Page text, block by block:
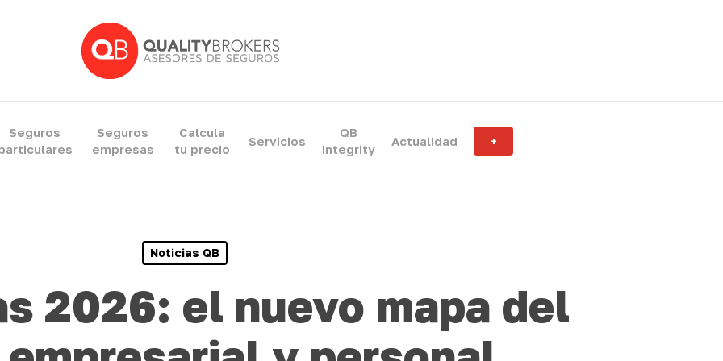
Seguros
Seguros
empresas
Calcula
tu precio
Servicios
QB
Integrity
Actualidad +
Noticias QB
2026: el nuevo mapa del